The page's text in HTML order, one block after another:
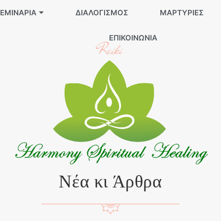
ΔΙΑΛΟΓΙΣΜΌΣ ΜΑΡΤΥΡΊΕΣ
ΕΠΙΚΟΙΝΩΝΊΑ
Reiki
Νέα κι Άρθρα